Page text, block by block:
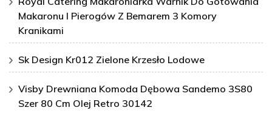
Makaronu I Pierogów Z Bemarem 3 Komory
Kranikami
Sk Design Kr012 Zielone Krzesło Lodowe
Visby Drewniana Komoda Dębowa Sandemo 3S80
Szer 80 Cm Olej Retro 30142